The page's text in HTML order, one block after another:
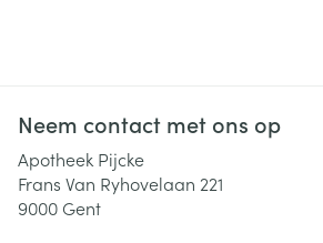
Neem contact met ons op
Apotheek Pijcke
Frans Van Ryhovelaan 221
9000 Gent